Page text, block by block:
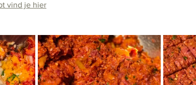
vind je hier